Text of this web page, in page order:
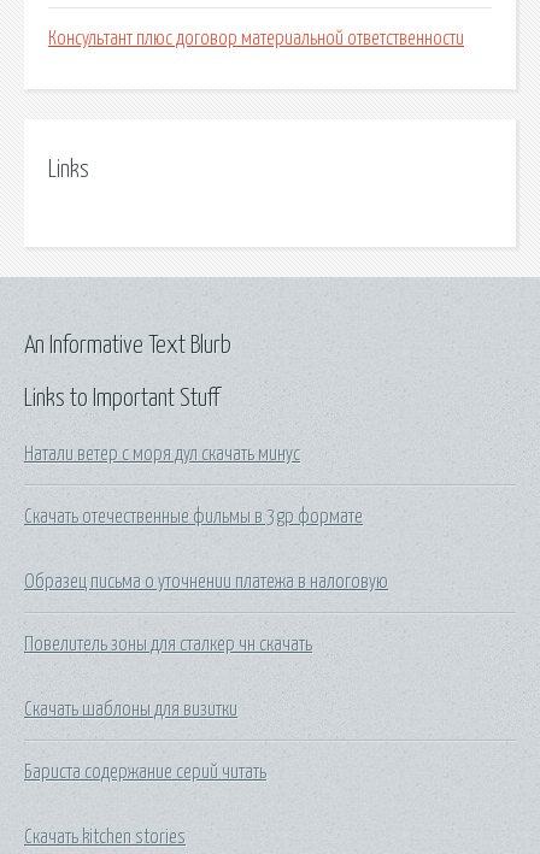
Консультант плюс договор материальной ответственности
Links
Links to Important Stuff
Натали ветер с моря дул скачать минус
Скачать отечественные фильмы в 3gp формате
Образец письма о уточнении платежа в налоговую
Повелитель зоны для сталкер чн скачать
Скачать шаблоны для визитки
Бариста содержание серий читать
Скачать kitchen stories
An Informative Text Blurb